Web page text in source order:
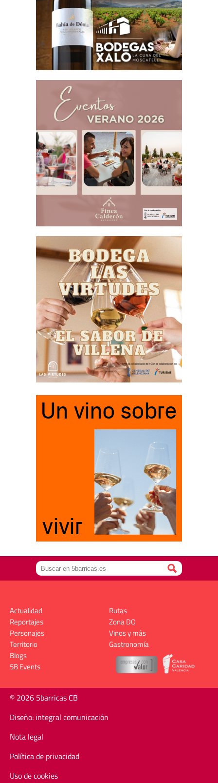
Actualidad
Reportajes
Personajes
Territorio
Rutas
Zona DO
Vinos y más
Gastronomía
Blogs
5B Events
© 2026 5barricas CB
Diseño: integral comunicación
Nota legal
Política de privacidad
Uso de cookies